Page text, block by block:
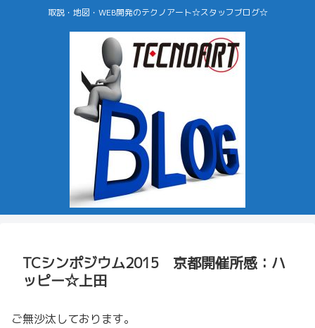
取説・地図・WEB開発のテクノアート☆スタッフブログ☆
TCシンポジウム2015 京都開催所感：ハ
ッピー☆上田
ご無沙汰しております。